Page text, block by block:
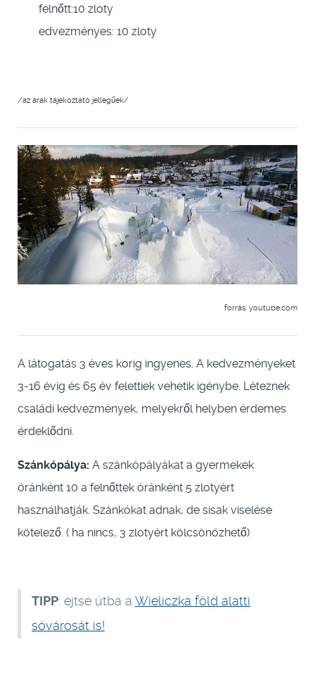
felnőtt:10 zloty
edvezményes: 10 zloty
/az árak tájékoztató jellegűek/
forrás: youtube.com
A látogatás 3 éves korig ingyenes. A kedvezményeket
3-16 évig és 65 év felettiek vehetik igénybe. Léteznek
családi kedvezmények, melyekről helyben érdemes
érdeklődni.
Szánkópálya: A szánkópályákat a gyermekek
óránként 10 a felnőttek óránként 5 zlotyért
használhatják. Szánkókat adnak, de sisak viselése
kötelező. ( ha nincs, 3 zlotyért kölcsönözhető)
TIPP: ejtse útba a Wieliczka föld alatti
sóvárosát is!